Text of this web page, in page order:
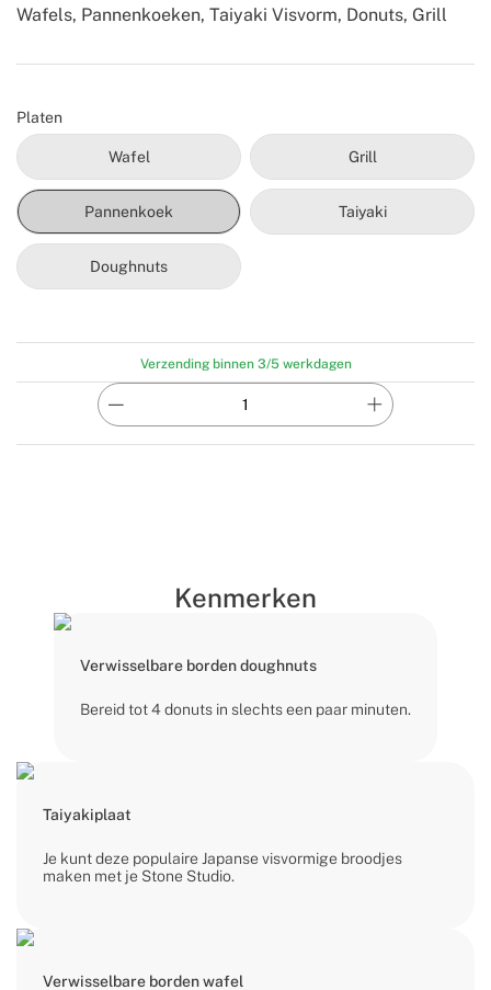
Wafels, Pannenkoeken, Taiyaki Visvorm, Donuts, Grill
Create
Platen
Wafel Grill
Pannenkoek Taiyaki
Doughnuts
Verzending binnen 3/5 werkdagen
Kenmerken
Verwisselbare borden doughnuts
Bereid tot 4 donuts in slechts een paar minuten.
Taiyakiplaat
Je kunt deze populaire Japanse visvormige broodjes
maken met je Stone Studio.
Verwisselbare borden wafel